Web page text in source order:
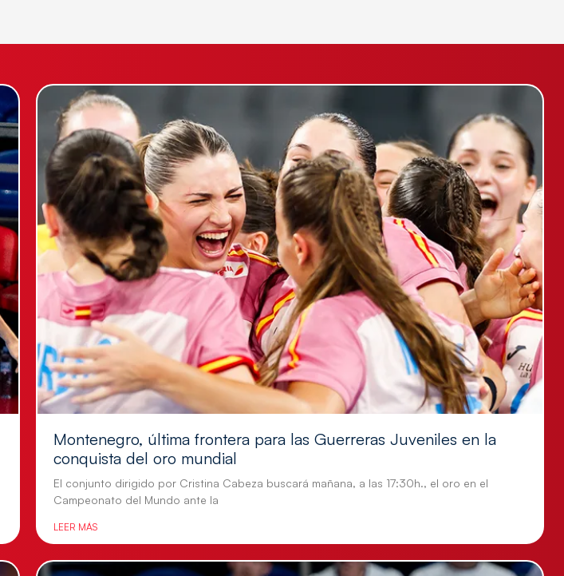
Montenegro, última frontera para las Guerreras Juveniles en la
conquista del oro mundial
El conjunto dirigido por Cristina Cabeza buscará mañana, a las 17:30h., el oro en el
Campeonato del Mundo ante la
LEER MÁS